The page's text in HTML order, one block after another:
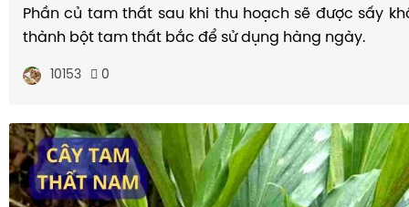
Phần củ tam thất sau khi thu hoạch sẽ được sấy
thành bột tam thất bắc để sử dụng hàng ngày.
10153 0